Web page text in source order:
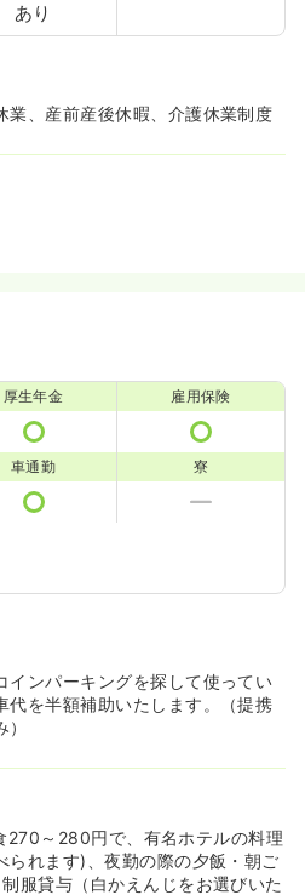
あり
業、産前産後休暇、介護休業制度
厚生年金 雇用保険
車通勤 寮
インパーキングを探して使ってい
代を半額補助いたします。（提携
270～280円で、有名ホテルの料理
られます)、夜勤の際の夕飯・朝ご
服貸与（白かえんじをお選びいた